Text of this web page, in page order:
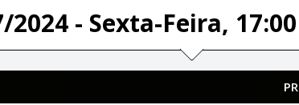
2024 - Sexta-Feira, 17:00